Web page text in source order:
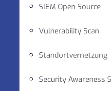
SIEM Open Source
Vulnerability Scan
Standortvernetzung
Security Awareness